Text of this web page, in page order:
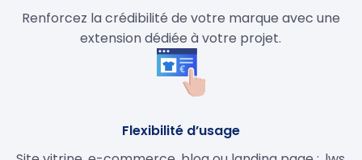
Renforcez la crédibilité de votre marque avec une
extension dédiée à votre projet.
Flexibilité d’usage